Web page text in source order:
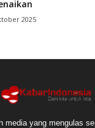
2025
media yang mengulas